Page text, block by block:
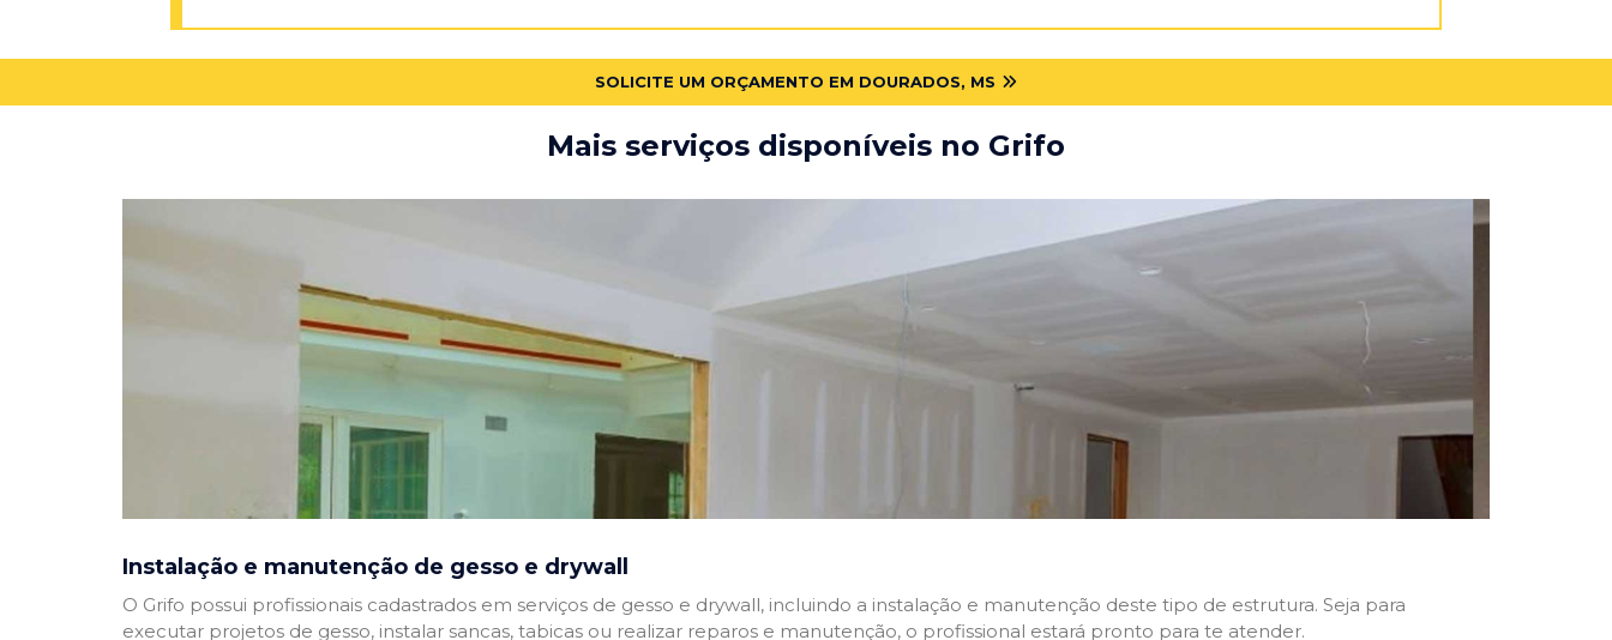
SOLICITE UM ORÇAMENTO EM DOURADOS, MS
Mais serviços disponíveis no Grifo
Instalação e manutenção de gesso e drywall
O Grifo possui profissionais cadastrados em serviços de gesso e drywall, incluindo a instalação e manutenção deste tipo de estrutura. Seja para
executar projetos de gesso, instalar sancas, tabicas ou realizar reparos e manutenção, o profissional estará pronto para te atender.